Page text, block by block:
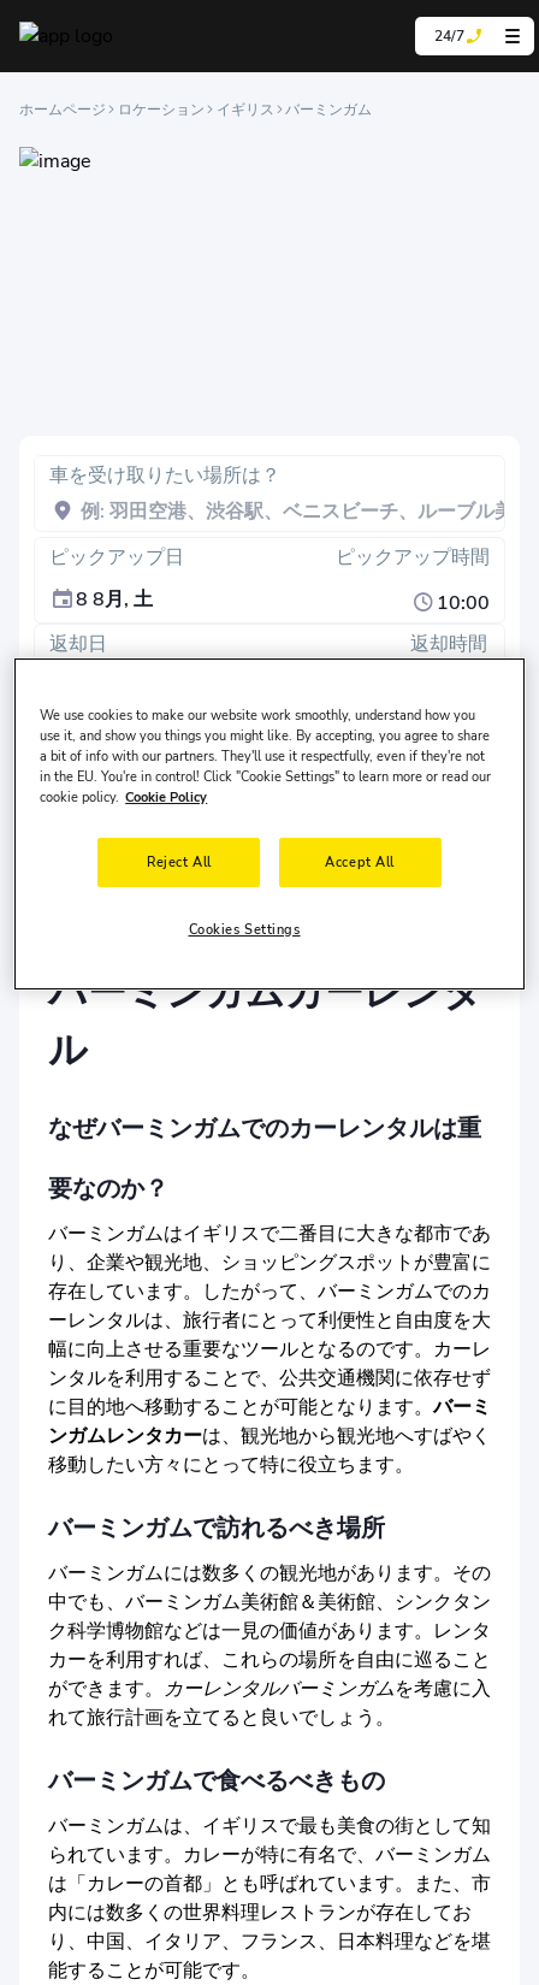
24/7
ホームページ ロケーション イギリス バーミンガム
車を受け取りたい場所は？
ピックアップ日
8 8月, 土
ピックアップ時間
10:00
返却日
返却時間
検索
異なる返却場所？
バーミンガムカーレンタ
ル
なぜバーミンガムでのカーレンタルは重
要なのか？
バーミンガムはイギリスで二番目に大きな都市であ
り、企業や観光地、ショッピングスポットが豊富に
存在しています。したがって、バーミンガムでのカ
ーレンタルは、旅行者にとって利便性と自由度を大
幅に向上させる重要なツールとなるのです。カーレ
ンタルを利用することで、公共交通機関に依存せず
に目的地へ移動することが可能となります。バーミ
ンガムレンタカーは、観光地から観光地へすばやく
移動したい方々にとって特に役立ちます。
バーミンガムで訪れるべき場所
バーミンガムには数多くの観光地があります。その
中でも、バーミンガム美術館＆美術館、シンクタン
ク科学博物館などは一見の価値があります。レンタ
カーを利用すれば、これらの場所を自由に巡ること
ができます。 カーレンタルバーミンガムを考慮に入
れて旅行計画を立てると良いでしょう。
バーミンガムで食べるべきもの
バーミンガムは、イギリスで最も美食の街として知
られています。カレーが特に有名で、バーミンガム
は「カレーの首都」とも呼ばれています。また、市
内には数多くの世界料理レストランが存在してお
り、中国、イタリア、フランス、日本料理などを堪
能することが可能です。
We use cookies to make our website work smoothly, understand how you
use it, and show you things you might like. By accepting, you agree to share
a bit of info with our partners. They'll use it respectfully, even if they're not
in the EU. You're in control! Click "Cookie Settings" to learn more or read our
cookie policy. Cookie Policy
Reject All Accept All
Cookies Settings